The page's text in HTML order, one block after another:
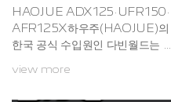
HAOJUE ADX125·UFR150·
AFR125X하우주(HAOJUE)의
한국 공식 수입원인 다빈월드는 8
델 HAOJUE ADX 125, UFR1
view more